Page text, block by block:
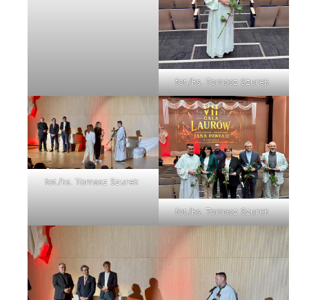
fot./ks. Tomasz Szurek
fot./ks. Tomasz Szurek
fot./ks. Tomasz Szurek